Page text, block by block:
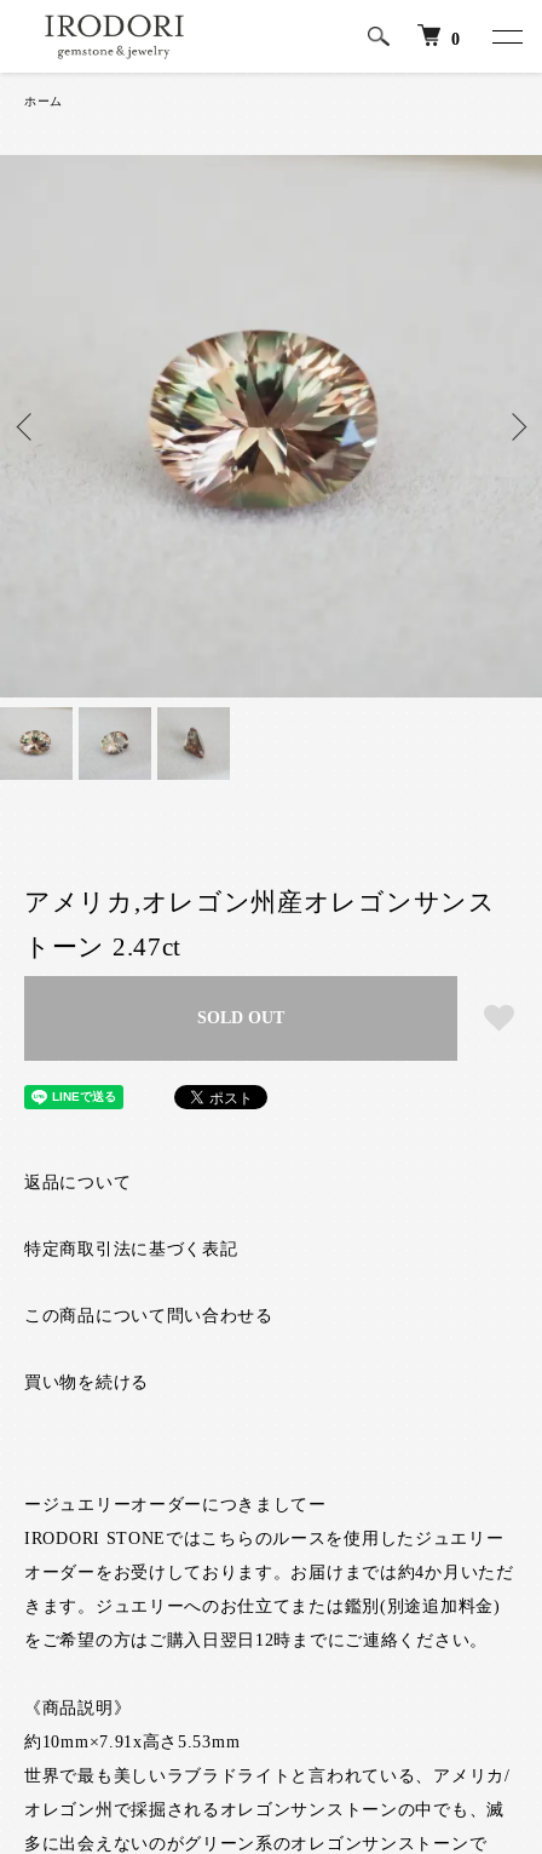
0
ホーム
アメリカ,オレゴン州産オレゴンサンス
トーン 2.47ct
SOLD OUT
返品について
特定商取引法に基づく表記
この商品について問い合わせる
買い物を続ける
ージュエリーオーダーにつきましてー
IRODORI STONEではこちらのルースを使用したジュエリー
オーダーをお受けしております。お届けまでは約4か月いただ
きます。ジュエリーへのお仕立てまたは鑑別(別途追加料金)
をご希望の方はご購入日翌日12時までにご連絡ください。
《商品説明》
約10mm×7.91x高さ5.53mm
世界で最も美しいラブラドライトと言われている、アメリカ/
オレゴン州で採掘されるオレゴンサンストーンの中でも、滅
多に出会えないのがグリーン系のオレゴンサンストーンで